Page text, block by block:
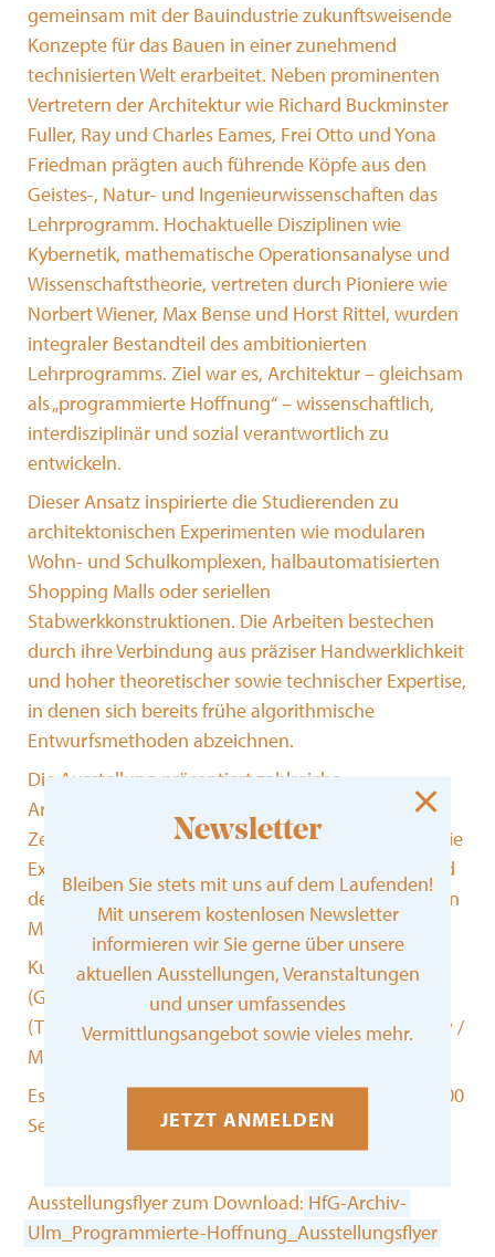
gemeinsam mit der Bauindustrie zukunftsweisende
Konzepte für das Bauen in einer zunehmend
technisierten Welt erarbeitet. Neben prominenten
Vertretern der Architektur wie Richard Buckminster
Fuller, Ray und Charles Eames, Frei Otto und Yona
Friedman prägten auch führende Köpfe aus den
Geistes-, Natur- und Ingenieurwissenschaften das
Lehrprogramm. Hochaktuelle Disziplinen wie
Kybernetik, mathematische Operationsanalyse und
Wissenschaftstheorie, vertreten durch Pioniere wie
Norbert Wiener, Max Bense und Horst Rittel, wurden
integraler Bestandteil des ambitionierten
Lehrprogramms. Ziel war es, Architektur – gleichsam
als „programmierte Hoffnung“ – wissenschaftlich,
interdisziplinär und sozial verantwortlich zu
entwickeln.
Dieser Ansatz inspirierte die Studierenden zu
architektonischen Experimenten wie modularen
Wohn- und Schulkomplexen, halbautomatisierten
Shopping Malls oder seriellen
Stabwerkkonstruktionen. Die Arbeiten bestechen
durch ihre Verbindung aus präziser Handwerklichkeit
und hoher theoretischer sowie technischer Expertise,
in denen sich bereits frühe algorithmische
Entwurfsmethoden abzeichnen.
Die Ausstellung präsentiert zahlreiche
Architekturmodelle, Dutzende von Originalplänen,
Zeichnungen, Fotografien und weiteres Material. Die
Exponate stammen ausschließlich aus dem Bestand
des HfG-Archivs / Museum Ulm und sind zum ersten
Mal öffentlich zu sehen.
Kuratiert wird die Ausstellung von Dr. Chris Dähne
(Goethe-Universität Frankfurt), Dr. Helge Svenshon
(TU Darmstadt) und Dr. Martin Mäntele (HfG-Archiv /
Museum Ulm).
Es erscheint ein Katalog bei av edition, Stuttgart, 400
Seiten, Preis ca. 40,- €
Ausstellungsflyer zum Download: HfG-Archiv-
Ulm_Programmierte-Hoffnung_Ausstellungsflyer
Newsletter
Bleiben Sie stets mit uns auf dem Laufenden!
Mit unserem kostenlosen Newsletter
informieren wir Sie gerne über unsere
aktuellen Ausstellungen, Veranstaltungen
und unser umfassendes
Vermittlungsangebot sowie vieles mehr.
JETZT ANMELDEN